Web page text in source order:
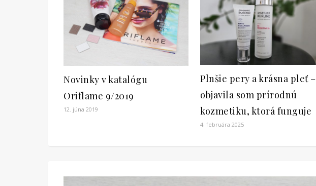
Novinky v katalógu
Oriflame 9/2019
12. júna 2019
Plnšie pery a krásna pleť –
objavila som prírodnú
kozmetiku, ktorá funguje
4. februára 2025